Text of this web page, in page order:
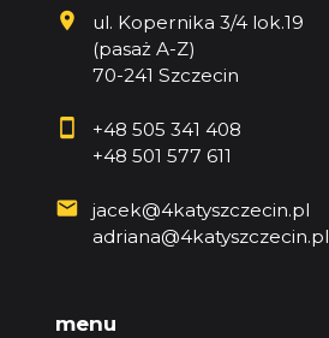
ul. Kopernika 3/4 lok.19
(pasaż A-Z)
70-241 Szczecin
+48 505 341 408
+48 501 577 611
jacek@4katyszczecin.pl
adriana@4katyszczecin.pl
menu